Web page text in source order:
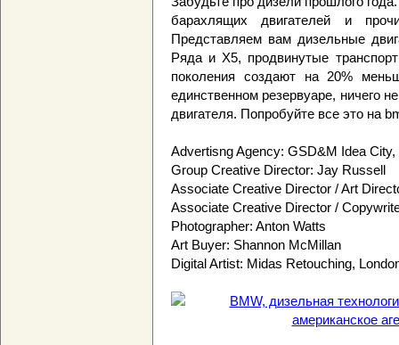
барахлящих двигателей и
Представляем вам дизельные
Ряда и X5, продвинутые
поколения создают на 20%
единственном резервуаре, ничего
двигателя. Попробуйте все это на
Advertisng Agency: GSD&M Idea City,
Group Creative Director: Jay Russell
Associate Creative Director / Art
Associate Creative Director /
Photographer: Anton Watts
Art Buyer: Shannon McMillan
Digital Artist: Midas Retouching,